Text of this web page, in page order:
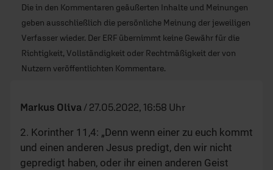
Die in den Kommentaren geäußerten Inhalte und Meinungen
geben ausschließlich die persönliche Meinung der jeweiligen
Verfasser wieder. Der ERF übernimmt keine Gewähr für die
Richtigkeit, Vollständigkeit oder Rechtmäßigkeit der von
Nutzern veröffentlichten Kommentare.
Markus Oliva / 27.05.2022, 16:58 Uhr
2. Korinther 11,4: „Denn wenn einer zu euch kommt
und einen anderen Jesus predigt, den wir nicht
gepredigt haben, oder ihr einen anderen Geist